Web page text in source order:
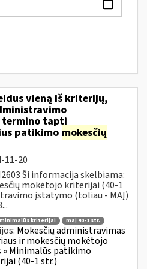
vieną iš kriterijų,
tapti
patikimo mokesčių
11-20
Ši informacija skelbiama:
mokėtojo kriterijai (40-1
įstatymo (toliau - MAĮ)
minimalūs kriterijai maį 40-1 str.
Mokesčių administravimas
ir mokesčių mokėtojo
» Minimalūs patikimo
(40-1 str.)